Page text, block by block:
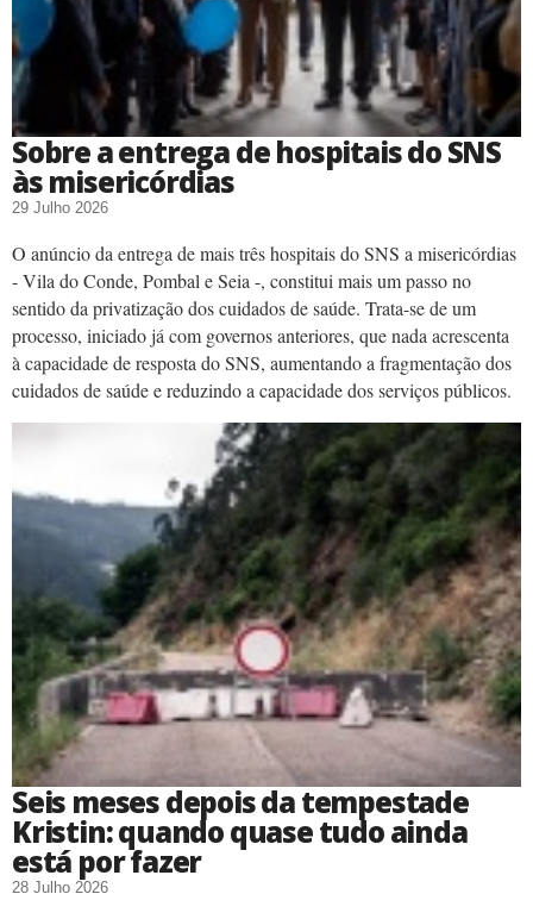
Sobre a entrega de hospitais do SNS
às misericórdias
29 Julho 2026
O anúncio da entrega de mais três hospitais do SNS a misericórdias
- Vila do Conde, Pombal e Seia -, constitui mais um passo no
sentido da privatização dos cuidados de saúde. Trata-se de um
processo, iniciado já com governos anteriores, que nada acrescenta
à capacidade de resposta do SNS, aumentando a fragmentação dos
cuidados de saúde e reduzindo a capacidade dos serviços públicos.
Seis meses depois da tempestade
Kristin: quando quase tudo ainda
está por fazer
28 Julho 2026